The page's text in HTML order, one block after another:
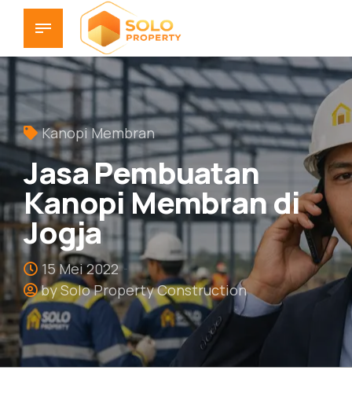
Kanopi Membran
Jasa Pembuatan
Kanopi Membran di
Jogja
15 Mei 2022
by Solo Property Construction